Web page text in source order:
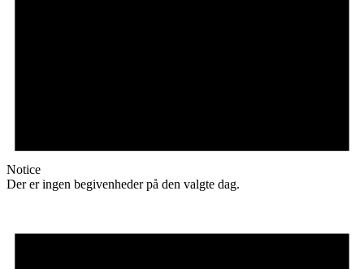
Notice
Der er ingen begivenheder på den valgte dag.